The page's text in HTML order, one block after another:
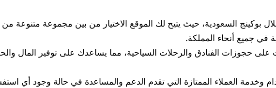
بوكينج السعودية، حيث يتيح لك الموقع الاختيار من بين مجموعة متنوعة
في جميع أنحاء المملكة.
حجوزات الفنادق والرحلات السياحية، مما يساعدك على توفير المال
وخدمة العملاء الممتازة التي تقدم الدعم والمساعدة في حالة وجود أي